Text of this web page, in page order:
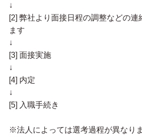
↓
[2] 弊社より面接日程の調整などの連
ます
↓
[3] 面接実施
↓
[4] 内定
↓
[5] 入職手続き
※法人によっては選考過程が異なり